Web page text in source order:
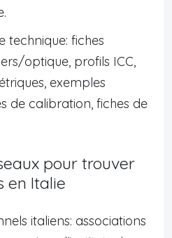
technique: fiches
optique, profils ICC,
exemples
de calibration, fiches de
pour trouver
en Italie
italiens: associations